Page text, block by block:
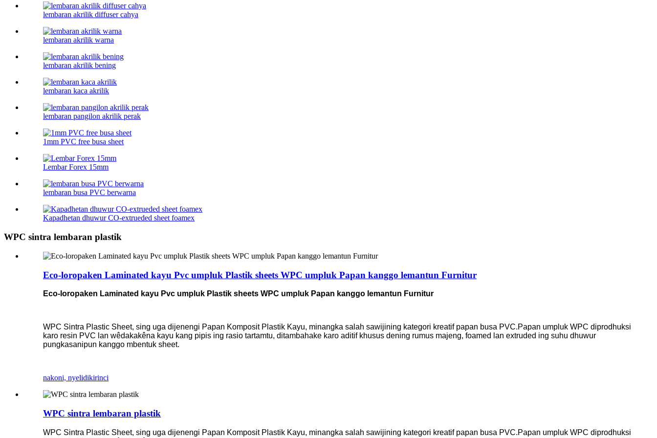
lembaran akrilik diffuser cahya
lembaran akrilik warna
lembaran akrilik bening
lembaran kaca akrilik
lembaran pangilon akrilik perak
1mm PVC free busa sheet
Lembar Forex 15mm
lembaran busa PVC berwarna
Kapadhetan dhuwur CO-extrueded sheet foamex
WPC sintra lembaran plastik
Eco-loropaken Laminated kayu Pvc umpluk Plastik sheets WPC umpluk Papan kanggo lemantun Furnitur
Eco-loropaken Laminated kayu Pvc umpluk Plastik sheets WPC umpluk Papan kanggo lemantun Furnitur
WPC Sintra Plastic Sheet, sing uga dijenengi Papan Komposit Plastik Kayu, minangka salah sawijining kategori kreatif papan busa PVC.Papan umpluk WPC diprodhuksi
karo resin PVC lan wêdakakêna kayu kang pipis ing rasio tartamtu, ditambahake karo aditif khusus dening rumus majeng, foamed lan extruded ing suhu dhuwur
pungkasanipun kanggo mbentuk sheet.
nakoni, nyelidikirinci
WPC sintra lembaran plastik
WPC Sintra Plastic Sheet, sing uga dijenengi Papan Komposit Plastik Kayu, minangka salah sawijining kategori kreatif papan busa PVC.Papan umpluk WPC diprodhuksi